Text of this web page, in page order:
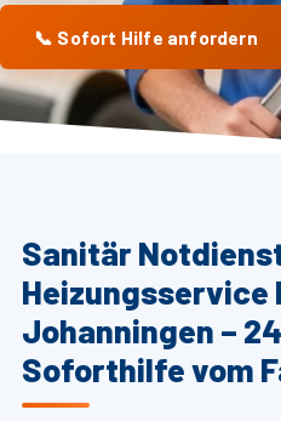
📞 Sofort Hilfe anfordern
Sanitär
Heizungsservice
Johanningen –
Soforthilfe vom